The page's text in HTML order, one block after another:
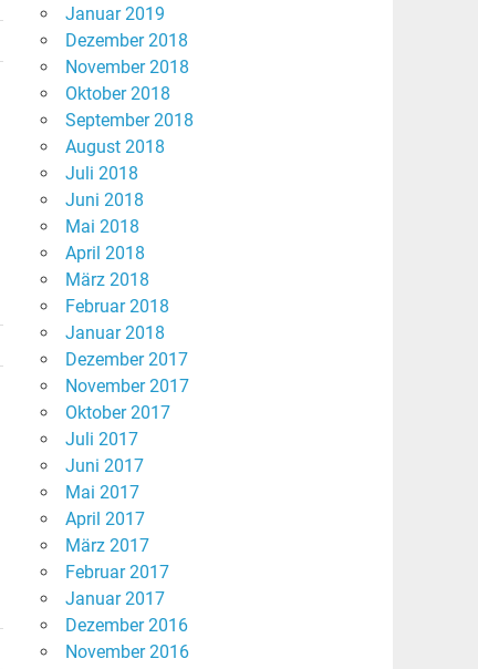
Januar 2019
Dezember 2018
November 2018
Oktober 2018
September 2018
August 2018
Juli 2018
Juni 2018
Mai 2018
April 2018
März 2018
Februar 2018
Januar 2018
Dezember 2017
November 2017
Oktober 2017
Juli 2017
Juni 2017
Mai 2017
April 2017
März 2017
Februar 2017
Januar 2017
Dezember 2016
November 2016